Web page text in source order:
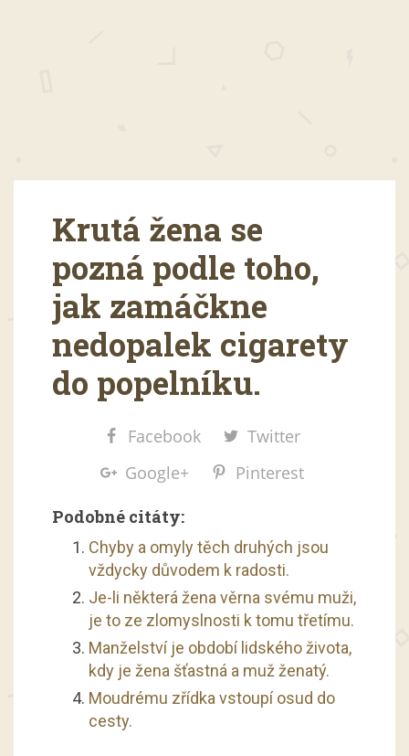
Krutá žena se
pozná podle toho,
jak zamáčkne
nedopalek cigarety
do popelníku.
Facebook
Twitter
Google+
Pinterest
Podobné citáty:
Chyby a omyly těch druhých jsou
vždycky důvodem k radosti.
Je-li některá žena věrna svému muži,
je to ze zlomyslnosti k tomu třetímu.
Manželství je období lidského života,
kdy je žena šťastná a muž ženatý.
Moudrému zřídka vstoupí osud do
cesty.